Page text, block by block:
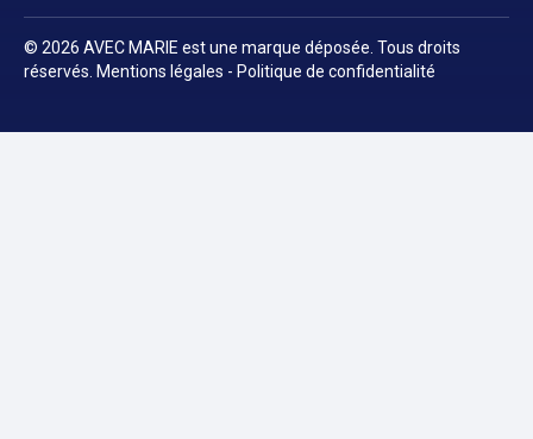
© 2026 AVEC MARIE est une marque déposée. Tous droits
réservés. Mentions légales - Politique de confidentialité